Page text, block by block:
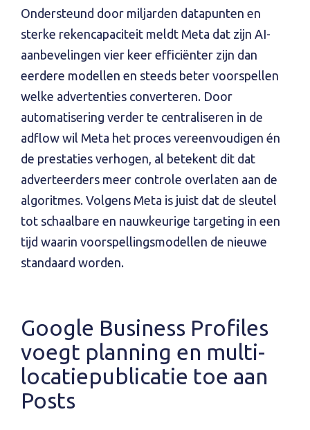
Ondersteund door miljarden datapunten en
sterke rekencapaciteit meldt Meta dat zijn AI-
aanbevelingen vier keer efficiënter zijn dan
eerdere modellen en steeds beter voorspellen
welke advertenties converteren. Door
automatisering verder te centraliseren in de
adflow wil Meta het proces vereenvoudigen én
de prestaties verhogen, al betekent dit dat
adverteerders meer controle overlaten aan de
algoritmes. Volgens Meta is juist dat de sleutel
tot schaalbare en nauwkeurige targeting in een
tijd waarin voorspellingsmodellen de nieuwe
standaard worden.
Google Business Profiles
voegt planning en multi-
locatiepublicatie toe aan
Posts